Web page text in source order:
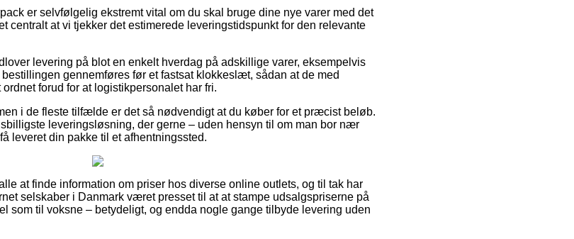
er selvfølgelig ekstremt vital om du skal bruge dine nye varer med det
centralt at vi tjekker det estimerede leveringstidspunkt for den relevante
levering på blot en enkelt hverdag på adskillige varer, eksempelvis
gennemføres før et fastsat klokkeslæt, sådan at de med
forud for at logistikpersonalet har fri.
i de fleste tilfælde er det så nødvendigt at du køber for et præcist beløb.
leveringsløsning, der gerne – uden hensyn til om man bor nær
leveret din pakke til et afhentningssted.
at finde information om priser hos diverse online outlets, og til tak har
selskaber i Danmark været presset til at at stampe udsalgspriserne på
som til voksne – betydeligt, og endda nogle gange tilbyde levering uden